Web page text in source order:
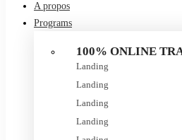
A propos
Programs
100% ONLINE
Landing
Landing
Landing
Landing